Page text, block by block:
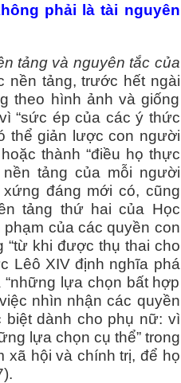
phải là tài nguyên
tảng và nguyên tắc của
nền tảng, trước hết ngài
theo hình ảnh và giống
“sức ép của các ý thức
thể giản lược con người
thành “điều họ thực
nền tảng của mỗi người
đáng mới có, cũng
tảng thứ hai của Học
của các quyền con
“từ khi được thụ thai cho
Lêô XIV định nghĩa phá
lựa chọn bất hợp
nhìn nhận các quyền
biệt dành cho phụ nữ: vì
lựa chọn cụ thể” trong
xã hội và chính trị, để họ